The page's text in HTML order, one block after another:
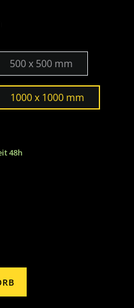
500 x 500 mm
1000 x 1000 mm
48h